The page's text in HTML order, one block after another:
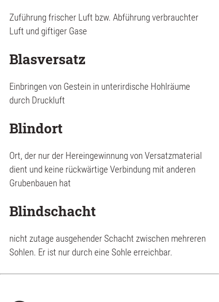
Zuführung frischer Luft bzw. Abführung verbrauchter
Luft und giftiger Gase
Blasversatz
Einbringen von Gestein in unterirdische Hohlräume
durch Druckluft
Blindort
Ort, der nur der Hereingewinnung von Versatzmaterial
dient und keine rückwärtige Verbindung mit anderen
Grubenbauen hat
Blindschacht
nicht zutage ausgehender Schacht zwischen mehreren
Sohlen. Er ist nur durch eine Sohle erreichbar.